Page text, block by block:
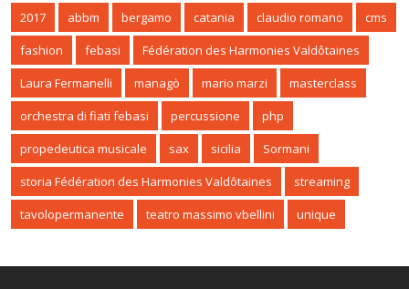
2017 abbm bergamo catania claudio romano
cms
fashion
febasi
Fédération des Harmonies Valdôtaines
Laura Fermanelli
managò mario marzi
masterclass
orchestra di fiati febasi
percussione
php
propedeutica musicale
sax sicilia
Sormani
storia Fédération des Harmonies Valdôtaines
streaming
tavolopermanente
teatro massimo vbellini unique